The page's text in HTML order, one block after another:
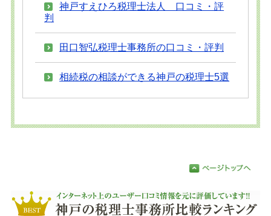
神戸すえひろ税理士法人 口コミ・評
判
田口智弘税理士事務所の口コミ・評判
相続税の相談ができる神戸の税理士5選